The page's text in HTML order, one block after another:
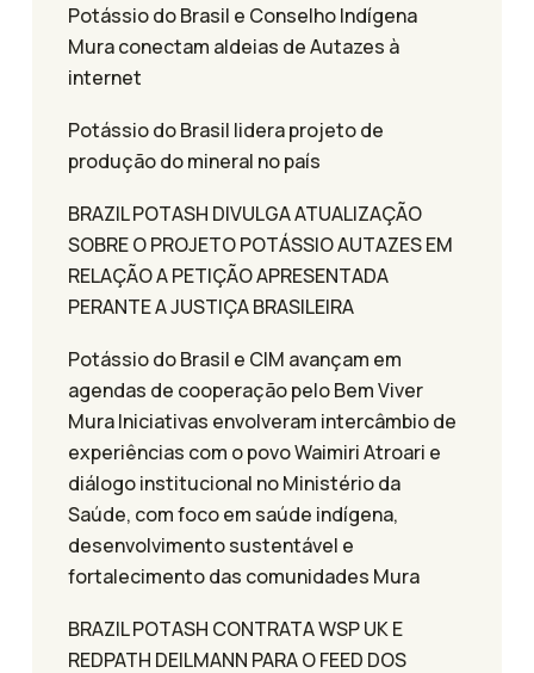
Potássio do Brasil e Conselho Indígena
Mura conectam aldeias de Autazes à
internet
Potássio do Brasil lidera projeto de
produção do mineral no país
BRAZIL POTASH DIVULGA ATUALIZAÇÃO
SOBRE O PROJETO POTÁSSIO AUTAZES EM
RELAÇÃO A PETIÇÃO APRESENTADA
PERANTE A JUSTIÇA BRASILEIRA
Potássio do Brasil e CIM avançam em
agendas de cooperação pelo Bem Viver
Mura Iniciativas envolveram intercâmbio de
experiências com o povo Waimiri Atroari e
diálogo institucional no Ministério da
Saúde, com foco em saúde indígena,
desenvolvimento sustentável e
fortalecimento das comunidades Mura
BRAZIL POTASH CONTRATA WSP UK E
REDPATH DEILMANN PARA O FEED DOS